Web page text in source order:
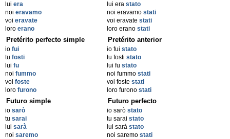
lui era
noi eravamo
voi eravate
loro erano
lui erastato
noi eravamostati
voi eravatestati
loro eranostati
Pretérito perfecto simple
io fui
tu fosti
lui fu
noi fummo
voi foste
loro furono
Pretérito anterior
io fuistato
tu fostistato
lui fustato
noi fummostati
voi fostestati
loro furonostati
Futuro simple
io sarò
tu sarai
lui sarà
noi saremo
Futuro perfecto
io saròstato
tu saraistato
lui saràstato
noi saremostati